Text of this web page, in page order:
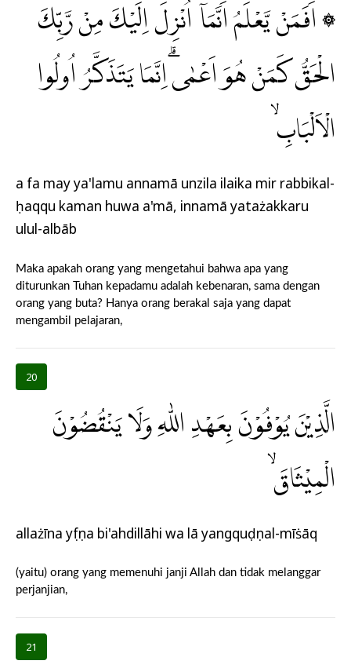
۞ اَفَمَنْ يَّعْلَمُ اَنَّمَآ اُنْزِلَ اِلَيْكَ مِنْ رَّبِّكَ
الْحَقُّ كَمَنْ هُوَ اَعْمٰىۗ اِنَّمَا يَتَذَكَّرُ اُولُوا
الْاَلْبَابِۙ
a fa may ya'lamu annamā unzila ilaika mir rabbikal-
ḥaqqu kaman huwa a'mā, innamā yatażakkaru
ulul-albāb
Maka apakah orang yang mengetahui bahwa apa yang
diturunkan Tuhan kepadamu adalah kebenaran, sama dengan
orang yang buta? Hanya orang berakal saja yang dapat
mengambil pelajaran,
20
الَّذِيْنَ يُوْفُوْنَ بِعَهْدِ اللّٰهِ وَلَا يَنْقُضُوْنَ
الْمِيْثَاقَۙ
allażīna yụfụna bi'ahdillāhi wa lā yangquḍụnal-mīṡāq
(yaitu) orang yang memenuhi janji Allah dan tidak melanggar
perjanjian,
21